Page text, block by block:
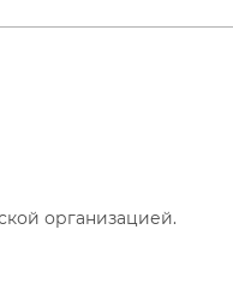
организацией.
Пользуясь данным